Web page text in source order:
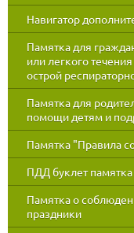
Навигатор
Памятка для
или легкого
острой
Памятка для
помощи детям и
Памятка "Правила
ПДД буклет
Памятка о
праздники